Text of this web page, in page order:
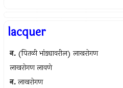
lacquer
न. (पितळी भांड्यावरील) लाखरोगण
लाखरोगण लावणे
न. लाखरोगण